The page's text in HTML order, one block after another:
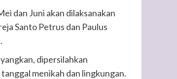
dan Juni akan dilaksanakan
Santo Petrus dan Paulus
dipersilahkan
menikah dan lingkungan.